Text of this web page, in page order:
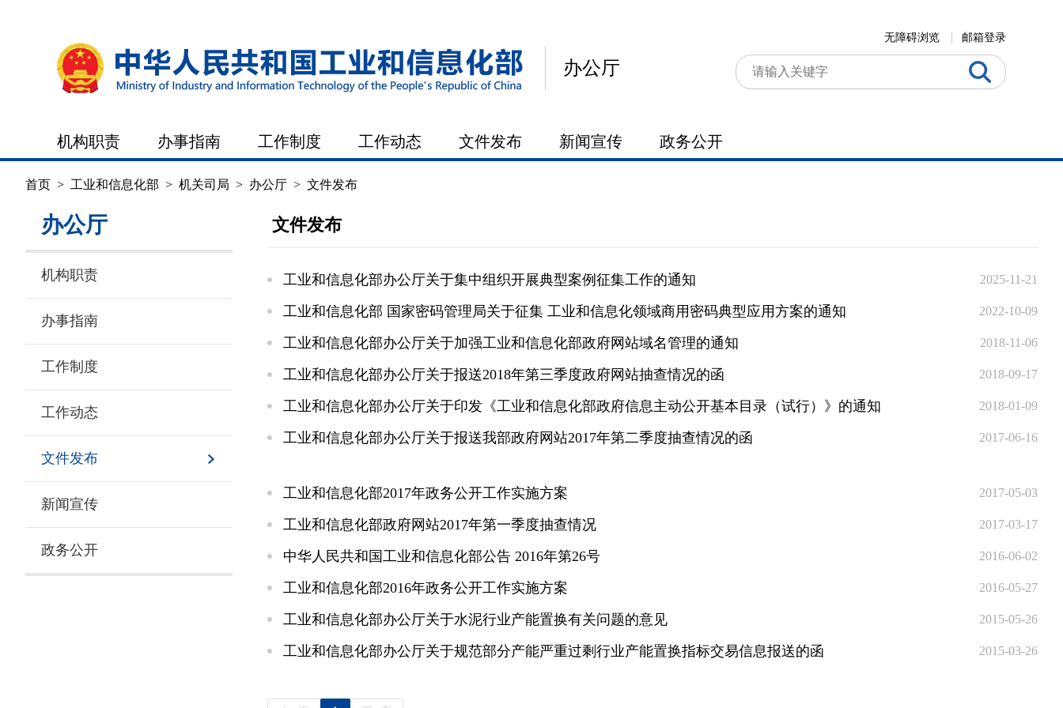
办公厅
邮箱登录
无障碍浏览
机构职责 办事指南 工作制度 工作动态 文件发布 新闻宣传 政务公开
首页 > 工业和信息化部 > 机关司局 > 办公厅 > 文件发布
办公厅
机构职责
办事指南
工作制度
工作动态
文件发布
新闻宣传
政务公开
文件发布
工业和信息化部办公厅关于集中组织开展典型案例征集工作的通知 2025-11-21
工业和信息化部 国家密码管理局关于征集 工业和信息化领域商用密码典型应用方案的通知 2022-10-09
工业和信息化部办公厅关于加强工业和信息化部政府网站域名管理的通知 2018-11-06
工业和信息化部办公厅关于报送2018年第三季度政府网站抽查情况的函 2018-09-17
工业和信息化部办公厅关于印发《工业和信息化部政府信息主动公开基本目录（试行）》的通知 2018-01-09
工业和信息化部办公厅关于报送我部政府网站2017年第二季度抽查情况的函 2017-06-16
工业和信息化部2017年政务公开工作实施方案 2017-05-03
工业和信息化部政府网站2017年第一季度抽查情况 2017-03-17
中华人民共和国工业和信息化部公告 2016年第26号 2016-06-02
工业和信息化部2016年政务公开工作实施方案 2016-05-27
工业和信息化部办公厅关于水泥行业产能置换有关问题的意见 2015-05-26
工业和信息化部办公厅关于规范部分产能严重过剩行业产能置换指标交易信息报送的函 2015-03-26